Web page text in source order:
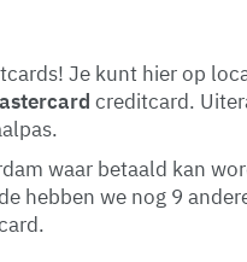
Je kunt hier op
creditcard.
waar betaald kan
hebben we nog 9